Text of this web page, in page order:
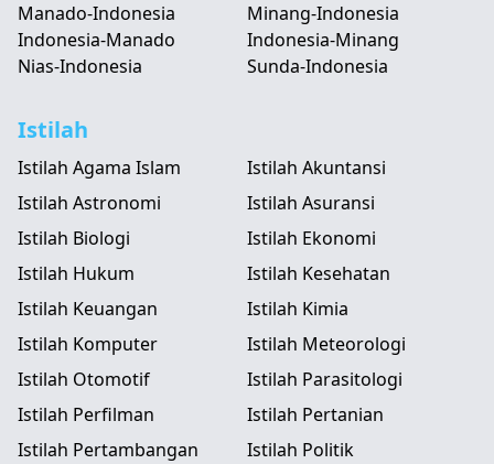
Manado-Indonesia
Indonesia-Manado
Minang-Indonesia
Indonesia-Minang
Nias-Indonesia
Sunda-Indonesia
Istilah
Istilah Agama Islam
Istilah Akuntansi
Istilah Astronomi
Istilah Asuransi
Istilah Biologi
Istilah Ekonomi
Istilah Hukum
Istilah Kesehatan
Istilah Keuangan
Istilah Kimia
Istilah Komputer
Istilah Meteorologi
Istilah Otomotif
Istilah Parasitologi
Istilah Perfilman
Istilah Pertanian
Istilah Pertambangan
Istilah Politik